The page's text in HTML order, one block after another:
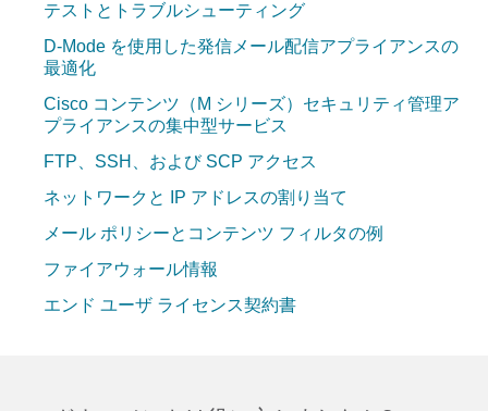
テストとトラブルシューティング
D-Mode を使用した発信メール配信アプライアンスの
最適化
Cisco コンテンツ（M シリーズ）セキュリティ管理ア
プライアンスの集中型サービス
FTP、SSH、および SCP アクセス
ネットワークと IP アドレスの割り当て
メール ポリシーとコンテンツ フィルタの例
ファイアウォール情報
エンド ユーザ ライセンス契約書